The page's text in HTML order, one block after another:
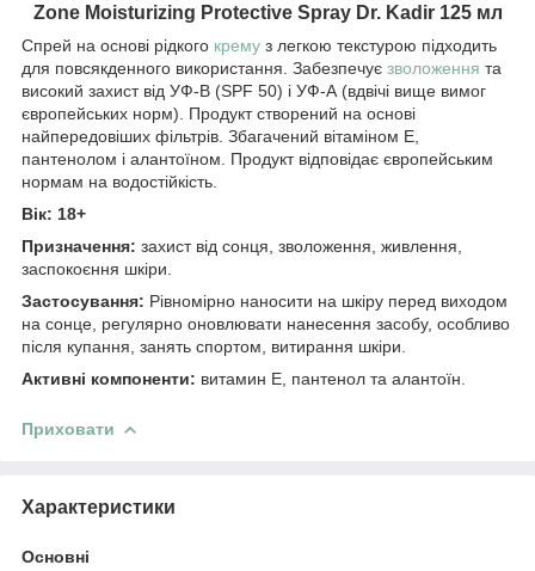
Zone Moisturizing Protective Spray Dr. Kadir 125 мл
Спрей на основі рідкого крему з легкою текстурою підходить
для повсякденного використання. Забезпечує зволоження та
високий захист від УФ-В (SPF 50) і УФ-А (вдвічі вище вимог
європейських норм). Продукт створений на основі
найпередовіших фільтрів. Збагачений вітаміном Е,
пантенолом і алантоїном. Продукт відповідає європейським
нормам на водостійкість.
Вік: 18+
Призначення: захист від сонця, зволоження, живлення,
заспокоєння шкіри.
Застосування: Рівномірно наносити на шкіру перед виходом
на сонце, регулярно оновлювати нанесення засобу, особливо
після купання, занять спортом, витирання шкіри.
Активні компоненти: витамин Е, пантенол та алантоїн.
Приховати
Характеристики
Основні